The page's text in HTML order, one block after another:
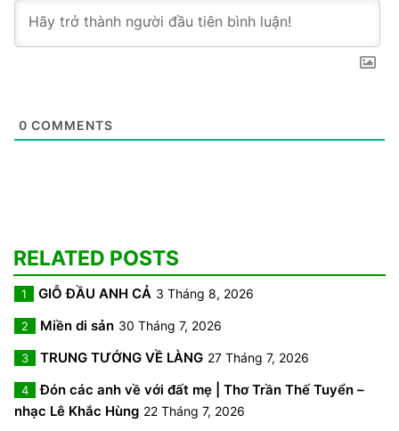
0 COMMENTS
RELATED POSTS
1 GIỖ ĐẦU ANH CẢ 3 Tháng 8, 2026
2 Miền di sản 30 Tháng 7, 2026
3 TRUNG TƯỚNG VỀ LÀNG 27 Tháng 7, 2026
4
Đón các anh về với đất mẹ | Thơ Trần Thế Tuyển –
nhạc Lê Khắc Hùng 22 Tháng 7, 2026